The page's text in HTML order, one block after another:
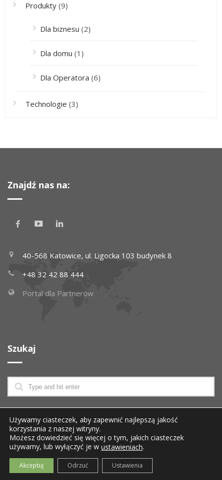
Produkty (9)
Dla biznesu (2)
Dla domu (1)
Dla Operatora (6)
Technologie (3)
Znajdź nas na:
40-568 Katowice, ul. Ligocka 103 budynek 8
+48 32 42 88 444
Portal dla Partnerów
Szukaj
Wszelkie prawa zastrzeżone© 2026 SGT
Operator usługi JAMBOX Telewizja Światłowodowa i
dostawca usług telewizyjnych dla Operatorów.
Używamy ciasteczek, aby zapewnić najlepszą jakość
korzystania z naszej witryny.
Możesz dowiedzieć się więcej o tym, jakich ciasteczek
używamy, lub wyłączyć je w ustawieniach.
Akceptuj Odrzuć Ustawienia